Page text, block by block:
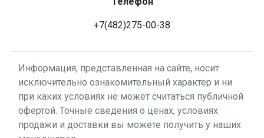
+7(482)275-00-38
Информация, представленная на сайте, носит
исключительно ознакомительный характер и ни
при каких условиях не может считаться публичной
офертой. Точные сведения о ценах, условиях
продажи и доставки вы можете получить у наших